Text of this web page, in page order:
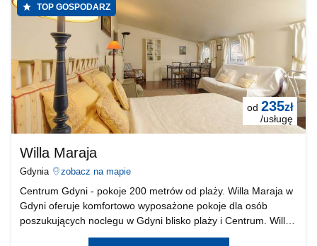
TOP GOSPODARZ
od 235zł
/usługę
Willa Maraja
Gdynia zobacz na mapie
Centrum Gdyni - pokoje 200 metrów od plaży. Willa Maraja w
Gdyni oferuje komfortowo wyposażone pokoje dla osób
poszukujących noclegu w Gdyni blisko plaży i Centrum. Willa
położona jest w bardzo atrakcyjnej oraz kameralnej, willowej